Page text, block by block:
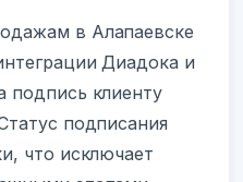
в Алапаевске
Диадока и
подпись клиенту
подписания
что исключает